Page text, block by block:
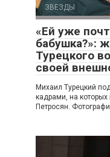
ЗВЕЗДЫ
«Ей уже
бабушка?»:
Турецкого
своей
Михаил Турецкий
кадрами, на которых
Петросян.